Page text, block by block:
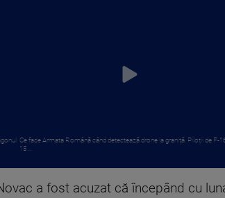
Ce face Armata Română când detectează drone la graniță. Piloții de F-
15 ...
a fost acuzat că începând cu